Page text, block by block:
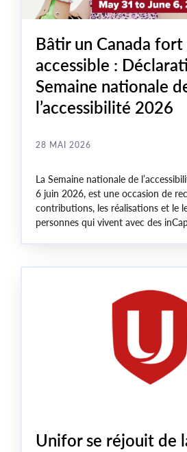
Bâtir un Canada
accessible :
Semaine nationale
l’accessibilité 2026
28 MAI 2026
La Semaine nationale de
6 juin 2026, est une occasion de
contributions, les réalisations et le
personnes qui vivent avec des
organisations qui sont à l’œuvre
Unifor se réjouit de